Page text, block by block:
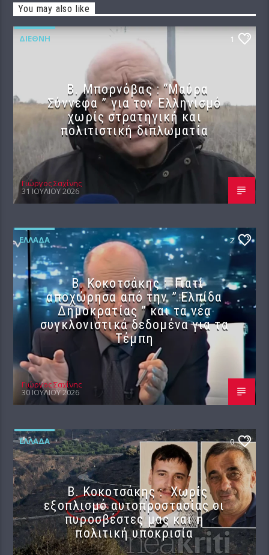
You may also like
ΔΙΕΘΝΉ 1
B. Μπορνόβας : “Μαύρα
Σύννεφα ” για τον Ελληνισμό
χωρίς στρατηγική και
πολιτιστική διπλωματία
Γιώργος Σαχίνης
31 ΙΟΥΛΊΟΥ 2026
ΕΛΛΆΔΑ 2
Β. Κοκοτσάκης : Γιατί
αποχώρησα από την ” Ελπίδα
Δημοκρατίας ” και τα νέα
συγκλονιστικά δεδομένα για τα
Τέμπη
Γιώργος Σαχίνης
30 ΙΟΥΛΊΟΥ 2026
ΕΛΛΆΔΑ 0
Β. Κοκοτσάκης : Χωρίς
εξοπλισμό αυτοπροστασίας οι
πυροσβέστες μας και η
πολιτική υποκρισία